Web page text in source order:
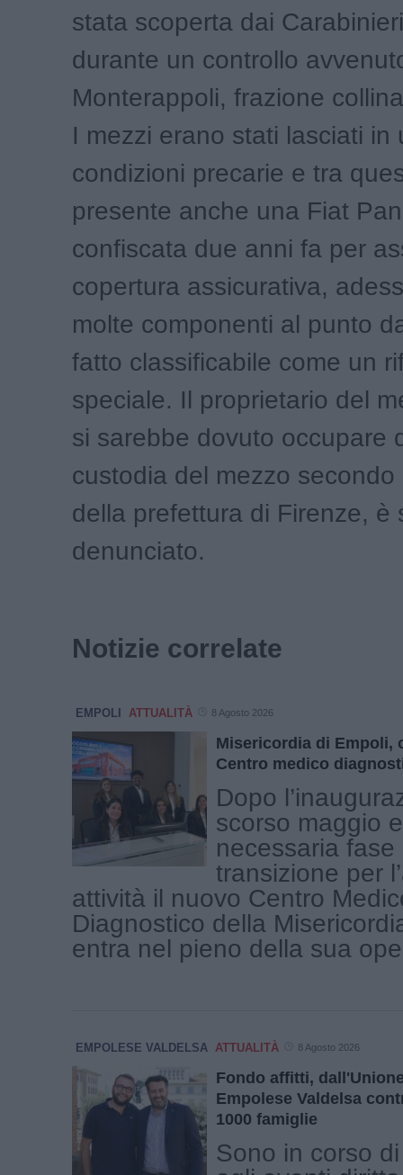
stata scoperta dai
durante un controllo
Monterappoli, frazione
I mezzi erano stati lasciati in
condizioni precarie e tra
presente anche una Fiat
confiscata due anni fa per
copertura assicurativa,
molte componenti al punto
fatto classificabile come un
speciale. Il proprietario del
si sarebbe dovuto occupare
custodia del mezzo
della prefettura di Firenze, è
denunciato.
Notizie correlate
EMPOLI ATTUALITÀ 8 Agosto 2026
Misericordia di Empoli,
Centro medico
Dopo
scorso maggio
necessaria fase
transizione per
attività il nuovo Centro
Diagnostico della
entra nel pieno della sua
EMPOLESE VALDELSA ATTUALITÀ 8 Agosto 2026
Fondo affitti,
Empolese Valdelsa
1000 famiglie
Sono in corso